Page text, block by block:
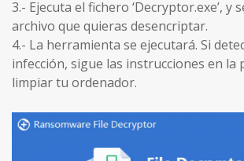
3.- Ejecuta el fichero ‘Decryptor.exe’, y
archivo que quieras desencriptar.
4.- La herramienta se ejecutará. Si
infección, sigue las instrucciones en la
limpiar tu ordenador.